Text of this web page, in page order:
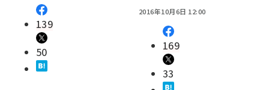
139
50
2016年10月6日 12:00
169
33